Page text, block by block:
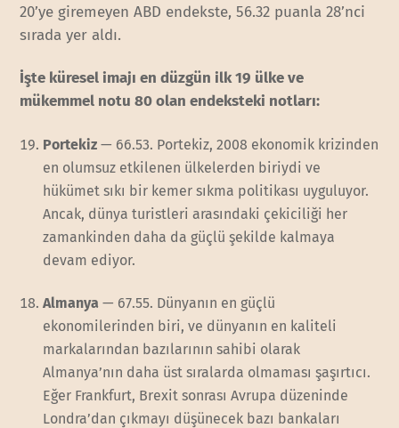
20’ye giremeyen ABD endekste, 56.32 puanla 28’nci
sırada yer aldı.
İşte küresel imajı en düzgün ilk 19 ülke ve
mükemmel notu 80 olan endeksteki notları:
Portekiz — 66.53. Portekiz, 2008 ekonomik krizinden
en olumsuz etkilenen ülkelerden biriydi ve
hükümet sıkı bir kemer sıkma politikası uyguluyor.
Ancak, dünya turistleri arasındaki çekiciliği her
zamankinden daha da güçlü şekilde kalmaya
devam ediyor.
Almanya — 67.55. Dünyanın en güçlü
ekonomilerinden biri, ve dünyanın en kaliteli
markalarından bazılarının sahibi olarak
Almanya’nın daha üst sıralarda olmaması şaşırtıcı.
Eğer Frankfurt, Brexit sonrası Avrupa düzeninde
Londra’dan çıkmayı düşünecek bazı bankaları